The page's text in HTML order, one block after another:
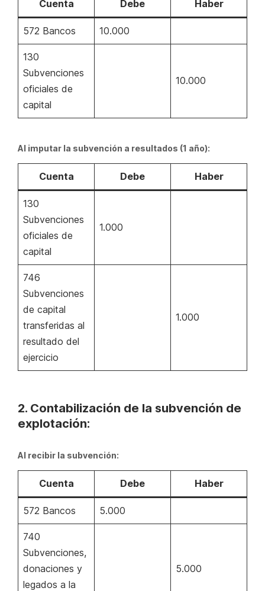
Cuenta Debe Haber
572 Bancos 10.000
130
Subvenciones
oficiales de
capital
10.000
Al imputar la subvención a resultados (1 año):
Cuenta Debe Haber
130
Subvenciones
oficiales de
capital
1.000
746
Subvenciones
de capital
transferidas al
resultado del
ejercicio
1.000
2. Contabilización de la subvención de
explotación:
Al recibir la subvención:
Cuenta Debe Haber
572 Bancos 5.000
740
Subvenciones,
donaciones y
legados a la
5.000